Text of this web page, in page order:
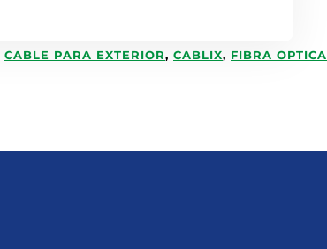
CABLE PARA EXTERIOR, CABLIX, FIBRA OPTICA